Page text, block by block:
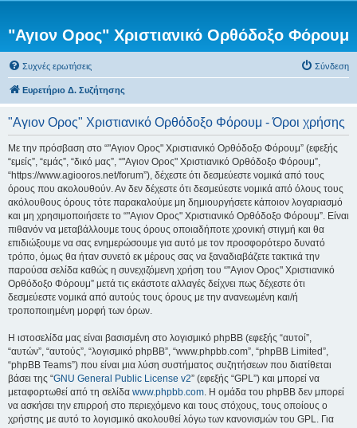
"Αγιον Ορος" Χριστιανικό Ορθόδοξο Φόρουμ
Συχνές ερωτήσεις Σύνδεση
Ευρετήριο Δ. Συζήτησης
"Αγιον Ορος" Χριστιανικό Ορθόδοξο Φόρουμ - Όροι χρήσης
Με την πρόσβαση στο “"Αγιον Ορος" Χριστιανικό Ορθόδοξο Φόρουμ” (εφεξής
“εμείς”, “εμάς”, “δικό μας”, “"Αγιον Ορος" Χριστιανικό Ορθόδοξο Φόρουμ”,
“https://www.agiooros.net/forum”), δέχεστε ότι δεσμεύεστε νομικά από τους
όρους που ακολουθούν. Αν δεν δέχεστε ότι δεσμεύεστε νομικά από όλους τους
ακόλουθους όρους τότε παρακαλούμε μη δημιουργήσετε κάποιον λογαριασμό
και μη χρησιμοποιήσετε το “"Αγιον Ορος" Χριστιανικό Ορθόδοξο Φόρουμ”. Είναι
πιθανόν να μεταβάλλουμε τους όρους οποιαδήποτε χρονική στιγμή και θα
επιδιώξουμε να σας ενημερώσουμε για αυτό με τον προσφορότερο δυνατό
τρόπο, όμως θα ήταν συνετό εκ μέρους σας να ξαναδιαβάζετε τακτικά την
παρούσα σελίδα καθώς η συνεχιζόμενη χρήση του “"Αγιον Ορος" Χριστιανικό
Ορθόδοξο Φόρουμ” μετά τις εκάστοτε αλλαγές δείχνει πως δέχεστε ότι
δεσμεύεστε νομικά από αυτούς τους όρους με την ανανεωμένη και/ή
τροποποιημένη μορφή των όρων.
Η ιστοσελίδα μας είναι βασισμένη στο λογισμικό phpBB (εφεξής “αυτοί”,
“αυτών”, “αυτούς”, “λογισμικό phpBB”, “www.phpbb.com”, “phpBB Limited”,
“phpBB Teams”) που είναι μια λύση συστήματος συζητήσεων που διατίθεται
βάσει της “GNU General Public License v2” (εφεξής “GPL”) και μπορεί να
μεταφορτωθεί από τη σελίδα www.phpbb.com. Η ομάδα του phpBB δεν μπορεί
να ασκήσει την επιρροή στο περιεχόμενο και τους στόχους, τους οποίους ο
χρήστης με αυτό το λογισμικό ακολουθεί λόγω των κανονισμών του GPL. Για